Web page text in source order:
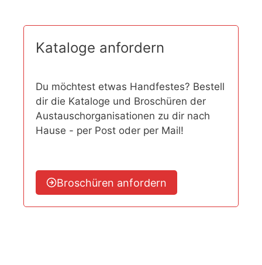
Kataloge anfordern
Du möchtest etwas Handfestes? Bestell
dir die Kataloge und Broschüren der
Austauschorganisationen zu dir nach
Hause - per Post oder per Mail!
Broschüren anfordern